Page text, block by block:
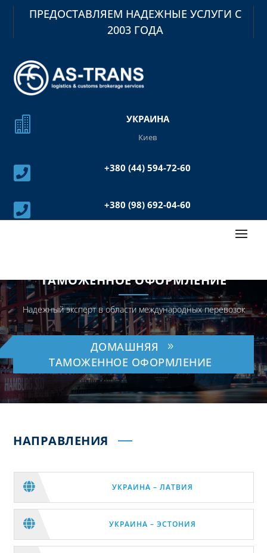
ПРЕДОСТАВЛЯЕМ НАДЕЖНЫЕ УСЛУГИ С
2003 ГОДА
 УКРАИНА
Киев
 +380 (44) 594-72-60
 +380 (98) 692-04-60
ТАМОЖЕННОЕ ОФОРМЛЕНИЕ
Надежный эксперт в области международных перевозок
ДОМАШНЯЯ
ТАМОЖЕННОЕ ОФОРМЛЕНИЕ
НАПРАВЛЕНИЯ
 УКРАИНА – ЛАТВИЯ
 УКРАИНА – ЭСТОНИЯ